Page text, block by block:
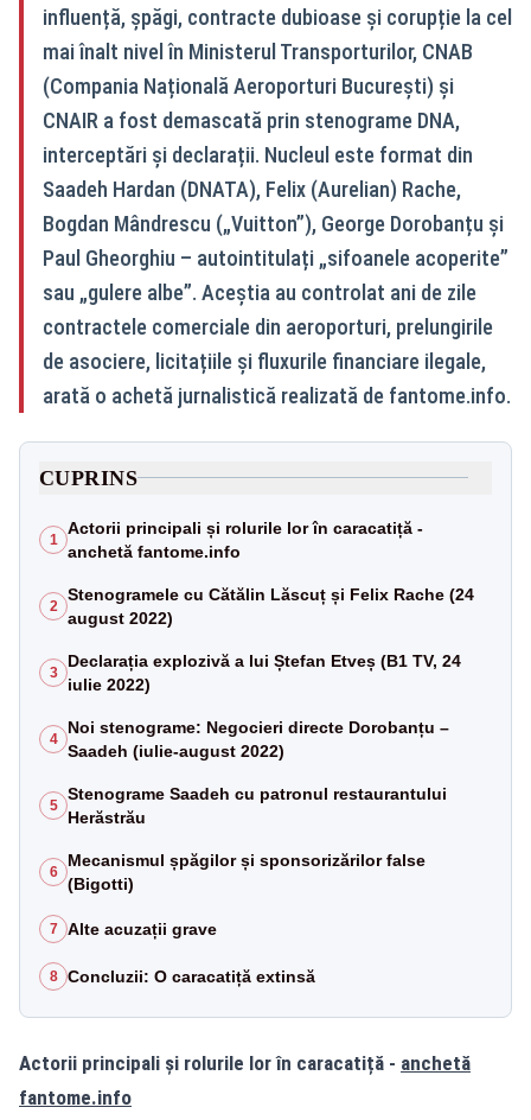
influență, șpăgi, contracte dubioase și corupție la cel
mai înalt nivel în Ministerul Transporturilor, CNAB
(Compania Națională Aeroporturi București) și
CNAIR a fost demascată prin stenograme DNA,
interceptări și declarații. Nucleul este format din
Saadeh Hardan (DNATA), Felix (Aurelian) Rache,
Bogdan Mândrescu („Vuitton”), George Dorobanțu și
Paul Gheorghiu – autointitulați „sifoanele acoperite”
sau „gulere albe”. Aceștia au controlat ani de zile
contractele comerciale din aeroporturi, prelungirile
de asociere, licitațiile și fluxurile financiare ilegale,
arată o achetă jurnalistică realizată de fantome.info.
CUPRINS
1
Actorii principali și rolurile lor în caracatiță -
anchetă fantome.info
2
Stenogramele cu Cătălin Lăscuț și Felix Rache (24
august 2022)
3
Declarația explozivă a lui Ștefan Etveș (B1 TV, 24
iulie 2022)
4
Noi stenograme: Negocieri directe Dorobanțu –
Saadeh (iulie-august 2022)
5
Stenograme Saadeh cu patronul restaurantului
Herăstrău
6
Mecanismul șpăgilor și sponsorizărilor false
(Bigotti)
7 Alte acuzații grave
8 Concluzii: O caracatiță extinsă
Actorii principali și rolurile lor în caracatiță - anchetă
fantome.info